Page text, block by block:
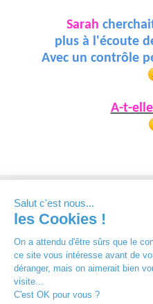
Sarah
plus à l'écoute
Avec un contrôle
A-t-
Montessori en Famille